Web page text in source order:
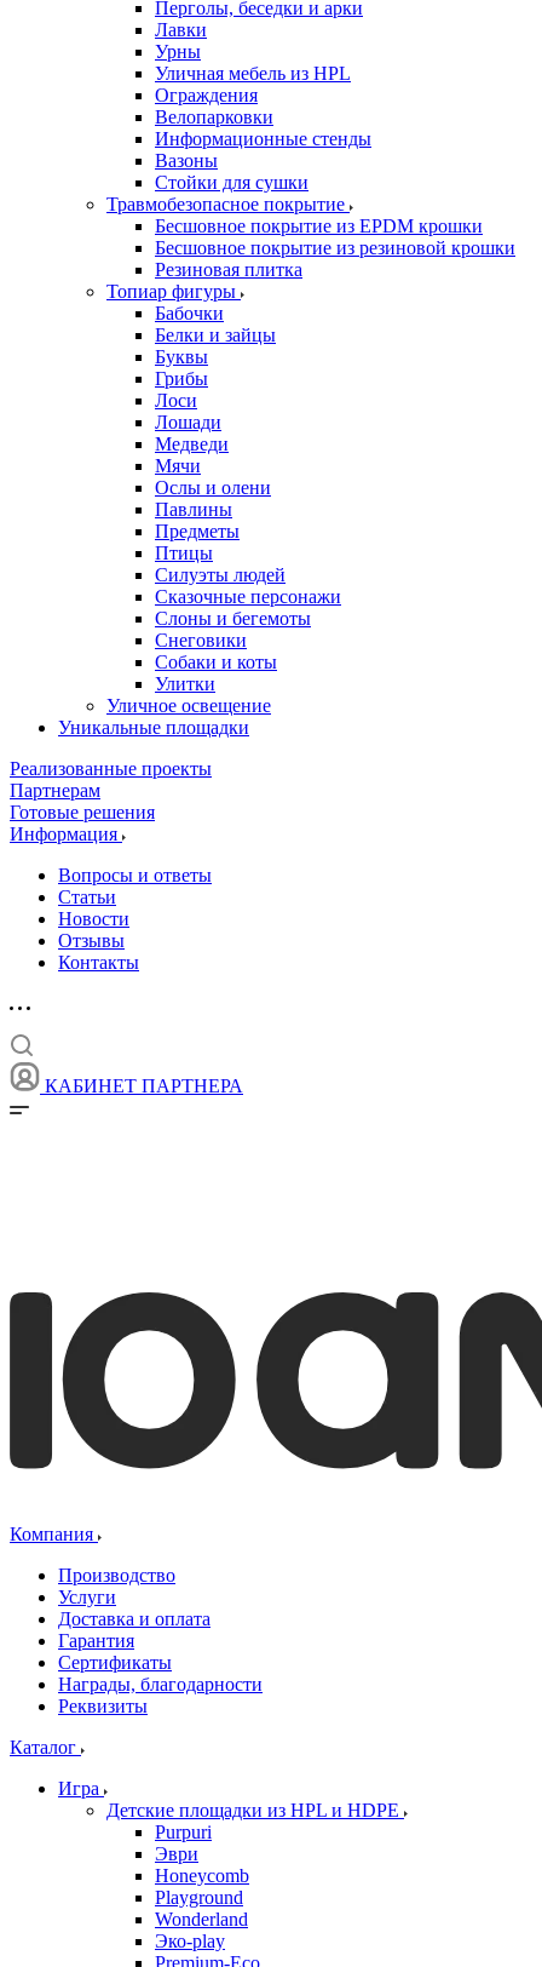
Перголы, беседки и арки
Лавки
Урны
Уличная мебель из HPL
Ограждения
Велопарковки
Информационные стенды
Вазоны
Стойки для сушки
Травмобезопасное покрытие
Бесшовное покрытие из EPDM крошки
Бесшовное покрытие из резиновой крошки
Резиновая плитка
Топиар фигуры
Бабочки
Белки и зайцы
Буквы
Грибы
Лоси
Лошади
Медведи
Мячи
Ослы и олени
Павлины
Предметы
Птицы
Силуэты людей
Сказочные персонажи
Слоны и бегемоты
Снеговики
Собаки и коты
Улитки
Уличное освещение
Уникальные площадки
Реализованные проекты
Партнерам
Готовые решения
Информация
Вопросы и ответы
Статьи
Новости
Отзывы
Контакты
КАБИНЕТ ПАРТНЕРА
Компания
Производство
Услуги
Доставка и оплата
Гарантия
Сертификаты
Награды, благодарности
Реквизиты
Каталог
Игра
Детские площадки из HPL и HDPE
Purpuri
Эври
Honeycomb
Playground
Wonderland
Эко-play
Premium-Eco